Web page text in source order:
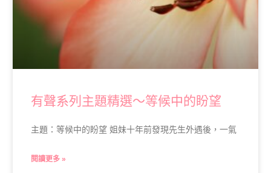
有聲系列主題精選～等候中的盼望
主題：等候中的盼望 姐妹十年前發現先生外遇後，一氣
閱讀更多 »